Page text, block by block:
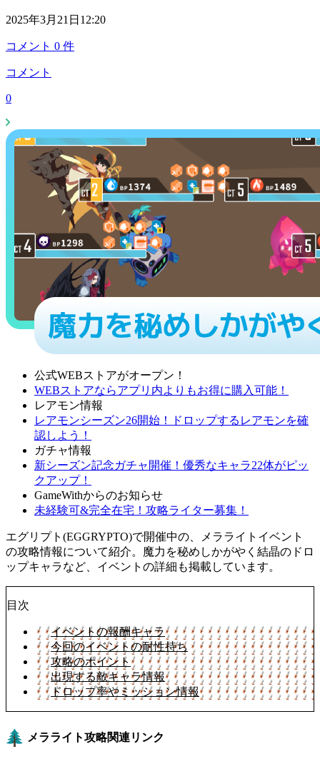
2025年3月21日12:20
コメント 0 件
コメント
0
公式WEBストアがオープン！
WEBストアならアプリ内よりもお得に購入可能！
レアモン情報
レアモンシーズン26開始！ドロップするレアモンを確
認しよう！
ガチャ情報
新シーズン記念ガチャ開催！優秀なキャラ22体がピッ
クアップ！
GameWithからのお知らせ
未経験可&完全在宅！攻略ライター募集！
エグリプト(EGGRYPTO)で開催中の、メラライトイベント
の攻略情報について紹介。魔力を秘めしかがやく結晶のドロ
ップキャラなど、イベントの詳細も掲載しています。
目次
イベントの報酬キャラ
今回のイベントの耐性持ち
攻略のポイント
出現する敵キャラ情報
ドロップ率やミッション情報
メラライト攻略関連リンク